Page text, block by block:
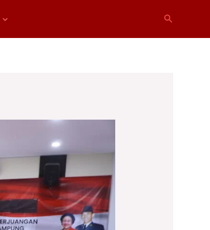
Cari